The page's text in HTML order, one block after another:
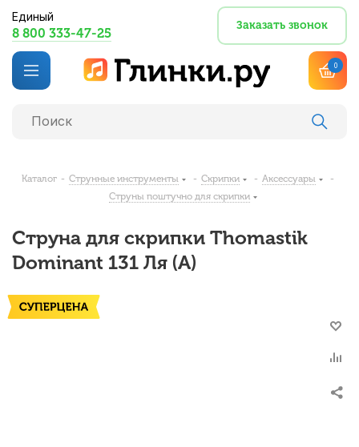
Единый
8 800 333-47-25
Заказать звонок
0
Каталог - Струнные инструменты - Скрипки - Аксессуары
-
Струны поштучно для скрипки
Струна для скрипки Thomastik
Dominant 131 Ля (A)